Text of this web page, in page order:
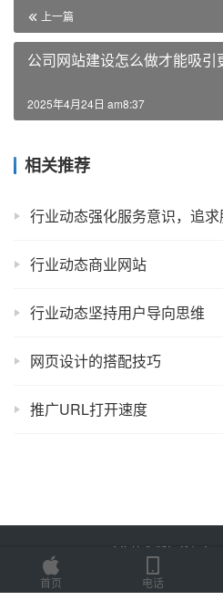
上一篇
公司网站建设怎么做才能吸引
2025年4月24日 am8:37
相关推荐
行业动态强化服务意识，追
行业动态商业网站
行业动态坚持用户导向思维
网页设计的搭配技巧
推广URL打开速度
Copyright © 2025 金海技术 版权所有 鲁
首页
电话